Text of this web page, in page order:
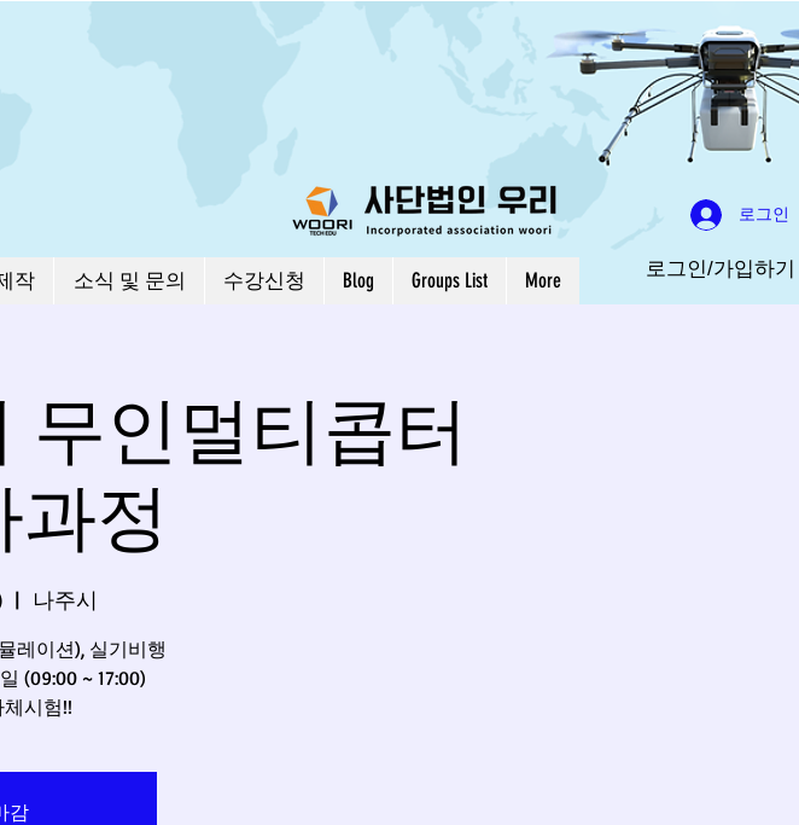
작 소식 및 문의 수강신청 Blog Groups List More
로그인
로그인/가입하기
무인멀티콥터
정
  |
나주시
레이션), 실기비행
(09:00 ~ 17:00)
시험!!
감